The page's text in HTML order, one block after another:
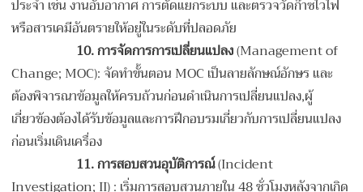
ประจำ เช่น งานอับอากาศ การตัดแยกระบบ และตรวจวัดก๊าซไวไฟ
หรือสารเคมีอันตรายให้อยู่ในระดับที่ปลอดภัย
10.การจัดการการเปลี่ยนแปลง(Management of
Change; MOC): จัดทำขั้นตอน MOC เป็นลายลักษณ์อักษร และ
ต้องพิจารณาข้อมูลให้ครบถ้วนก่อนดำเนินการเปลี่ยนแปลง,ผู้
เกี่ยวข้องต้องได้รับข้อมูลและการฝึกอบรมเกี่ยวกับการเปลี่ยนแปลง
ก่อนเริ่มเดินเครื่อง
11.การสอบสวนอุบัติการณ์(Incident
Investigation; II) : เริ่มการสอบสวนภายใน 48 ชั่วโมงหลังจากเกิด